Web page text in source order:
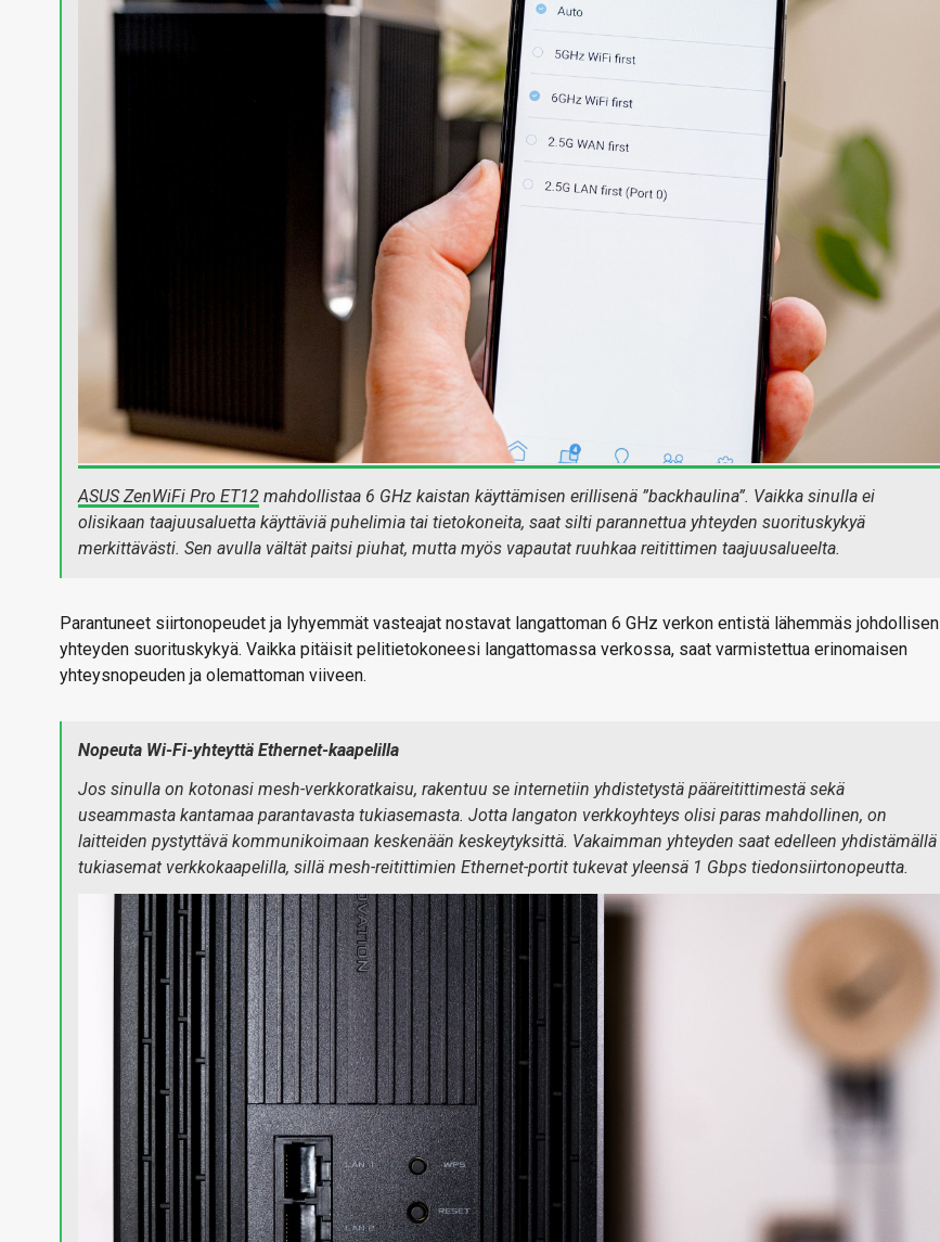
ASUS ZenWiFi Pro ET12 mahdollistaa 6 GHz kaistan käyttämisen erillisenä ”backhaulina”. Vaikka sinulla ei
olisikaan taajuusaluetta käyttäviä puhelimia tai tietokoneita, saat silti parannettua yhteyden suorituskykyä
merkittävästi. Sen avulla vältät paitsi piuhat, mutta myös vapautat ruuhkaa reitittimen taajuusalueelta.
Parantuneet siirtonopeudet ja lyhyemmät vasteajat nostavat langattoman 6 GHz verkon entistä lähemmäs johdollisen
yhteyden suorituskykyä. Vaikka pitäisit pelitietokoneesi langattomassa verkossa, saat varmistettua erinomaisen
yhteysnopeuden ja olemattoman viiveen.
Nopeuta Wi-Fi-yhteyttä Ethernet-kaapelilla
Jos sinulla on kotonasi mesh-verkkoratkaisu, rakentuu se internetiin yhdistetystä pääreitittimestä sekä
useammasta kantamaa parantavasta tukiasemasta. Jotta langaton verkkoyhteys olisi paras mahdollinen, on
laitteiden pystyttävä kommunikoimaan keskenään keskeytyksittä. Vakaimman yhteyden saat edelleen yhdistämällä
tukiasemat verkkokaapelilla, sillä mesh-reitittimien Ethernet-portit tukevat yleensä 1 Gbps tiedonsiirtonopeutta.